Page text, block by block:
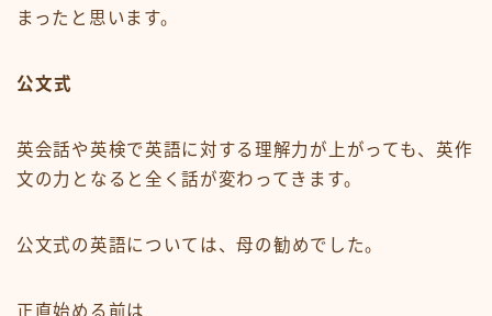
まったと思います。
公文式
英会話や英検で英語に対する理解力が上がっても、英作
文の力となると全く話が変わってきます。
公文式の英語については、母の勧めでした。
正直始める前は